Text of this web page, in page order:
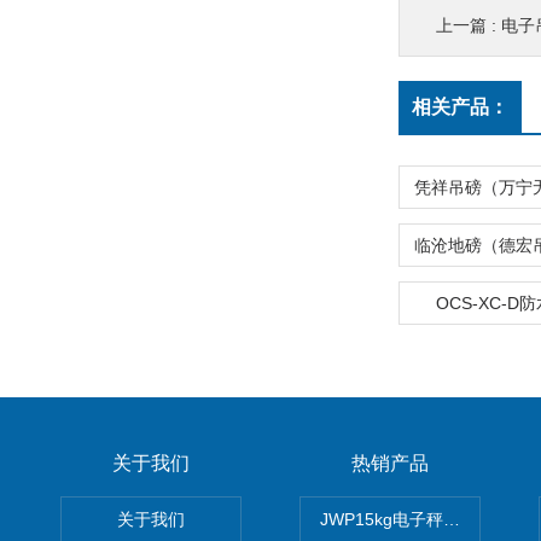
上一篇 : 电子吊钩
相关产品：
OCS-XC-D防
关于我们
关于我们
热销产品
JWP15kg电子秤价格,15公